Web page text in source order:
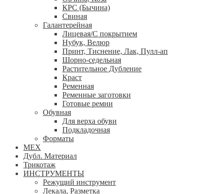
КРС (Бычина)
Свиная
Галантерейная
Лицевая/С покрытием
Нубук, Велюр
Принт, Тиснение, Лак, Пулл-ап
Шорно-седельная
Растительное Дубление
Краст
Ременная
Ременные заготовки
Готовые ремни
Обувная
Для верха обуви
Подкладочная
Форматы
МЕХ
Дубл. Материал
Трикотаж
ИНСТРУМЕНТЫ
Режущий инструмент
Лекала, Разметка